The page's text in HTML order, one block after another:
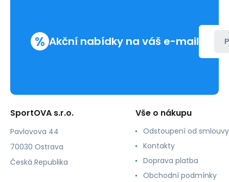
% Akční nabídky na váš e-mail
SportOVA s.r.o.
Pavlovova 44
70030 Ostrava
Česká Republika
Vše o nákupu
Odstoupení od smlouvy
Kontakty
Doprava platba
Obchodní podmínky